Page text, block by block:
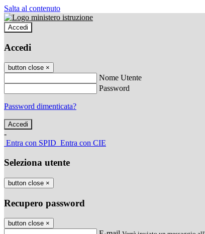
Salta al contenuto
Accedi
Accedi
button close ×
Nome Utente
Password
Password dimenticata?
-
Entra con SPID Entra con CIE
Seleziona utente
button close ×
Recupero password
button close ×